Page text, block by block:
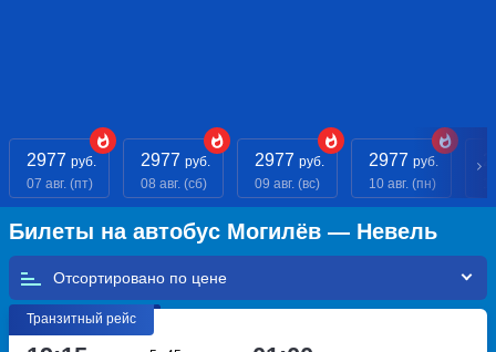
2977 руб.
07 авг. (пт)
2977 руб.
08 авг. (сб)
2977 руб.
09 авг. (вс)
2977 руб.
10 авг. (пн)
Билеты на автобус Могилёв — Невель
Отсортировано по
Транзитный рейс